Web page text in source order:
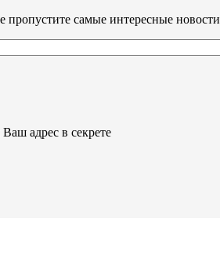
самые интересные новости
адрес в секрете